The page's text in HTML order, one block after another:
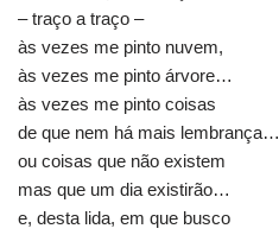
– traço a traço –
às vezes me pinto nuvem,
às vezes me pinto árvore…
às vezes me pinto coisas
de que nem há mais lembrança…
ou coisas que não existem
mas que um dia existirão…
e, desta lida, em que busco